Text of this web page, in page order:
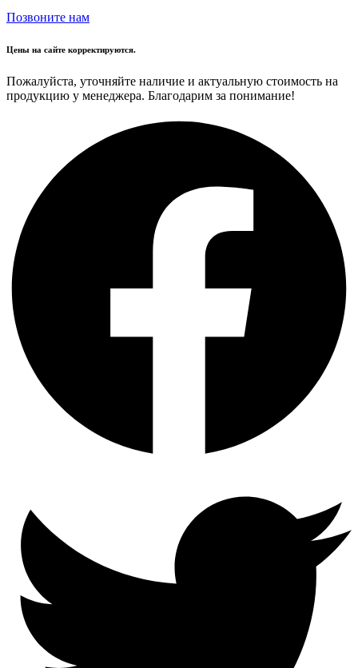
Позвоните нам
Цены на сайте корректируются.
Пожалуйста, уточняйте наличие и актуальную стоимость на
продукцию у менеджера. Благодарим за понимание!